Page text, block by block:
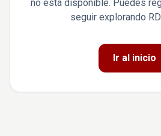
no está disponible. Puedes
seguir explorando
Ir al inicio